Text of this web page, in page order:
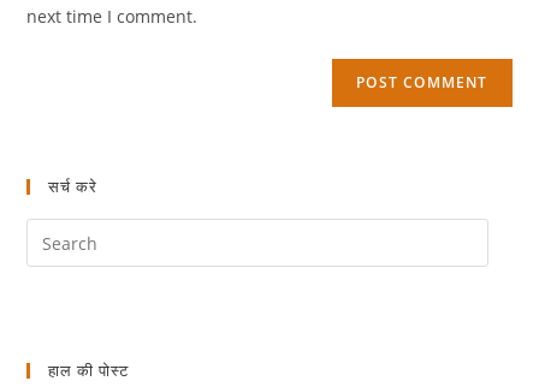
next time I comment.
सर्च करे
हाल की पोस्ट